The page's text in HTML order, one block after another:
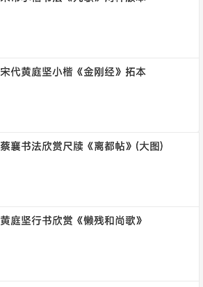
宋代黄庭坚小楷《金刚经》拓本
蔡襄书法欣赏尺牍《离都帖》(大图)
黄庭坚行书欣赏《懒残和尚歌》